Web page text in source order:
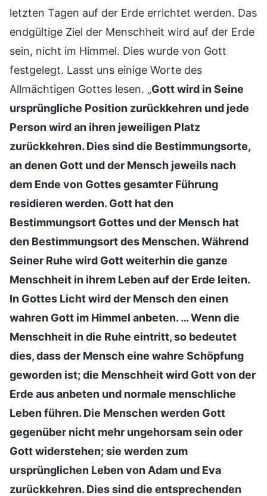
letzten Tagen auf der Erde errichtet werden. Das
endgültige Ziel der Menschheit wird auf der Erde
sein, nicht im Himmel. Dies wurde von Gott
festgelegt. Lasst uns einige Worte des
Allmächtigen Gottes lesen. „Gott wird in Seine
ursprüngliche Position zurückkehren und jede
Person wird an ihren jeweiligen Platz
zurückkehren. Dies sind die Bestimmungsorte,
an denen Gott und der Mensch jeweils nach
dem Ende von Gottes gesamter Führung
residieren werden. Gott hat den
Bestimmungsort Gottes und der Mensch hat
den Bestimmungsort des Menschen. Während
Seiner Ruhe wird Gott weiterhin die ganze
Menschheit in ihrem Leben auf der Erde leiten.
In Gottes Licht wird der Mensch den einen
wahren Gott im Himmel anbeten. … Wenn die
Menschheit in die Ruhe eintritt, so bedeutet
dies, dass der Mensch eine wahre Schöpfung
geworden ist; die Menschheit wird Gott von der
Erde aus anbeten und normale menschliche
Leben führen. Die Menschen werden Gott
gegenüber nicht mehr ungehorsam sein oder
Gott widerstehen; sie werden zum
ursprünglichen Leben von Adam und Eva
zurückkehren. Dies sind die entsprechenden